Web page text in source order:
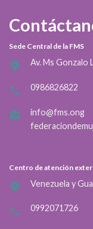
Sede Central de la FMS
Av. Ms Gonzalo
0986826822
info@fms.ong
Centro de atención
Venezuela y
0992071726